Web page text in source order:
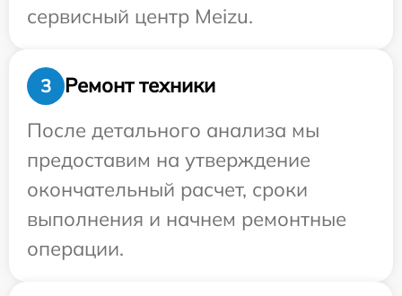
сервисный центр Meizu.
3
Ремонт техники
После детального анализа мы
предоставим на утверждение
окончательный расчет, сроки
выполнения и начнем ремонтные
операции.